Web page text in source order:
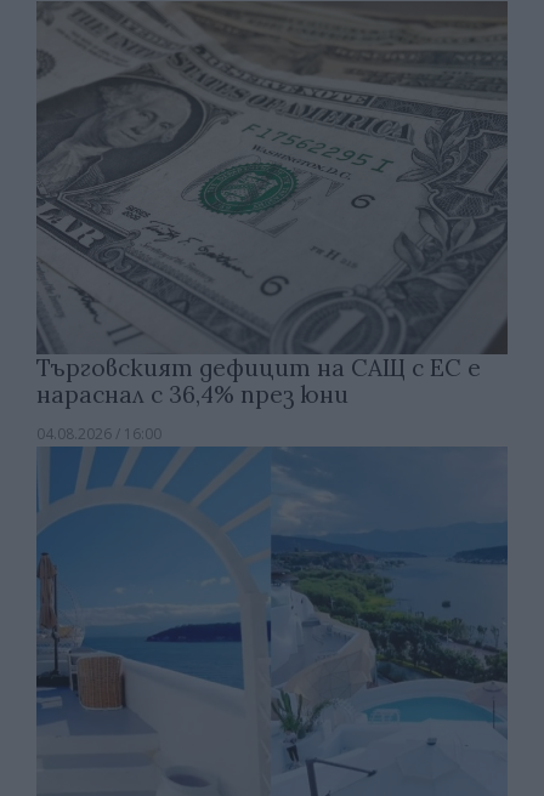
Търговският дефицит на САЩ с ЕС е
нараснал с 36,4% през юни
04.08.2026 / 16:00